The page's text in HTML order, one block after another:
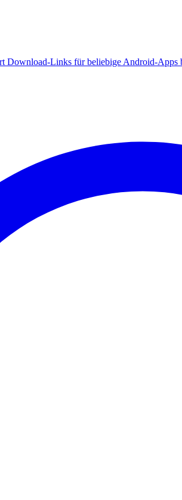
Links für beliebige Android-Apps